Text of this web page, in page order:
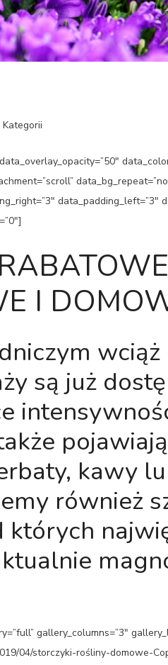
data_padding_left=”3″
I
są już
kawy
również
gallery_columns=”3″
04/storczyki-rośliny-domowe-